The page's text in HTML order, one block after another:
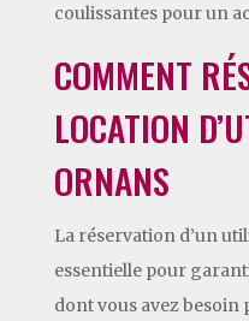
coulissantes pour un
COMMENT
LOCATION
ORNANS
La réservation d’un
essentielle pour
dont vous avez